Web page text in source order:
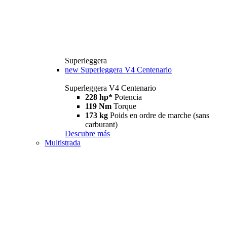
Superleggera
new Superleggera V4 Centenario
Superleggera V4 Centenario
228 hp* Potencia
119 Nm Torque
173 kg Poids en ordre de marche (sans
carburant)
Descubre más
Multistrada